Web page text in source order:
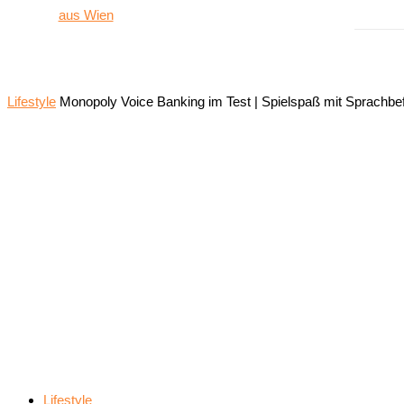
Lifestyle Monopoly Voice Banking im Test | Spielspaß mit
Lifestyle